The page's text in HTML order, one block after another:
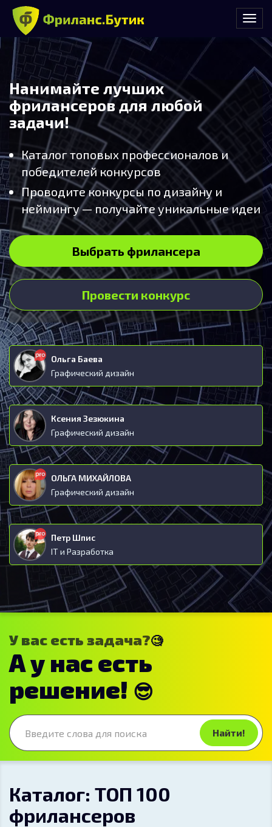
Нанимайте лучших
фрилансеров для любой
задачи!
Каталог топовых профессионалов и
победителей конкурсов
Проводите конкурсы по дизайну и
неймингу — получайте уникальные идеи
Выбрать фрилансера
Провести конкурс
Ольга Баева
Графический дизайн
Ксения Зезюкина
Графический дизайн
ОЛЬГА МИХАЙЛОВА
Графический дизайн
Петр Шпис
IT и Разработка
У вас есть задача?🧐
А у нас есть
решение! 😎
Найти!
Каталог: ТОП 100
фрилансеров